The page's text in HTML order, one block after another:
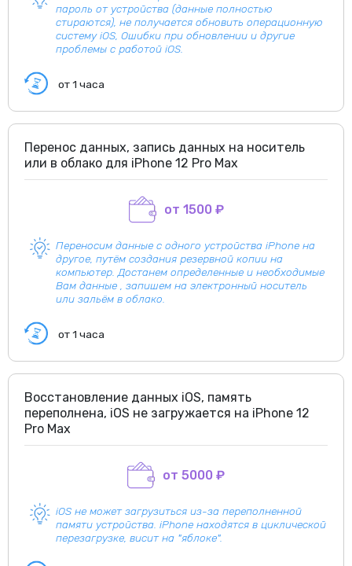
пароль от устройства (данные полностью
стираются), не получается обновить операционную
систему iOS, Ошибки при обновлении и другие
проблемы с работой iOS.
от 1 часа
Перенос данных, запись данных на носитель
или в облако для iPhone 12 Pro Max
от 1500 ₽
Переносим данные с одного устройства iPhone на
другое, путём создания резервной копии на
компьютер. Достанем определенные и необходимые
Вам данные , запишем на электронный носитель
или зальём в облако.
от 1 часа
Восстановление данных iOS, память
переполнена, iOS не загружается на iPhone 12
Pro Max
от 5000 ₽
iOS не может загрузиться из-за переполненной
памяти устройства. iPhone находятся в циклической
перезагрузке, висит на "яблоке".